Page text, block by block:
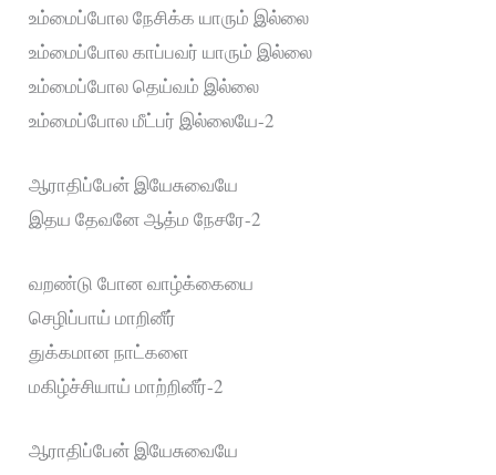
உம்மைப்போல நேசிக்க யாரும் இல்லை
உம்மைப்போல காப்பவர் யாரும் இல்லை
உம்மைப்போல தெய்வம் இல்லை
உம்மைப்போல மீட்பர் இல்லையே-2
ஆராதிப்பேன் இயேசுவையே
இதய தேவனே ஆத்ம நேசரே-2
வறண்டு போன வாழ்க்கையை
செழிப்பாய் மாறினீர்
துக்கமான நாட்களை
மகிழ்ச்சியாய் மாற்றினீர்-2
ஆராதிப்பேன் இயேசுவையே